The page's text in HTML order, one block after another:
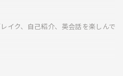
イク、自己紹介、英会話を楽しんで